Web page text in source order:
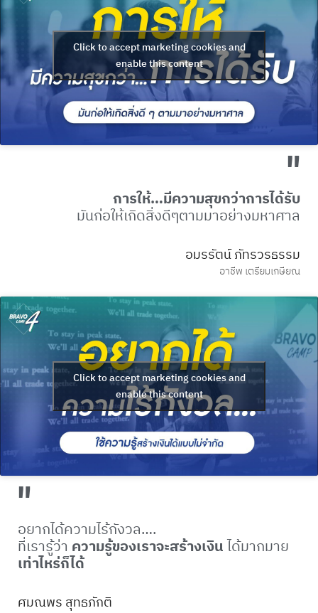
"
การให้…มีความสุขกว่าการได้รับ
มันก่อให้เกิดสิ่งดีๆตามมาอย่างมหาศาล
อมรรัตน์ ภัทรวรธรรม
อาชีพ เตรียมเกษียณ
Click to accept marketing cookies and
enable this content
Click to accept marketing cookies and
enable this content
"
อยากได้ความไร้กังวล….
ที่เรารู้ว่า ความรู้ของเราจะสร้างเงินได้มากมาย
เท่าไหร่ก็ได้
ศมณพร สุทธภักติ